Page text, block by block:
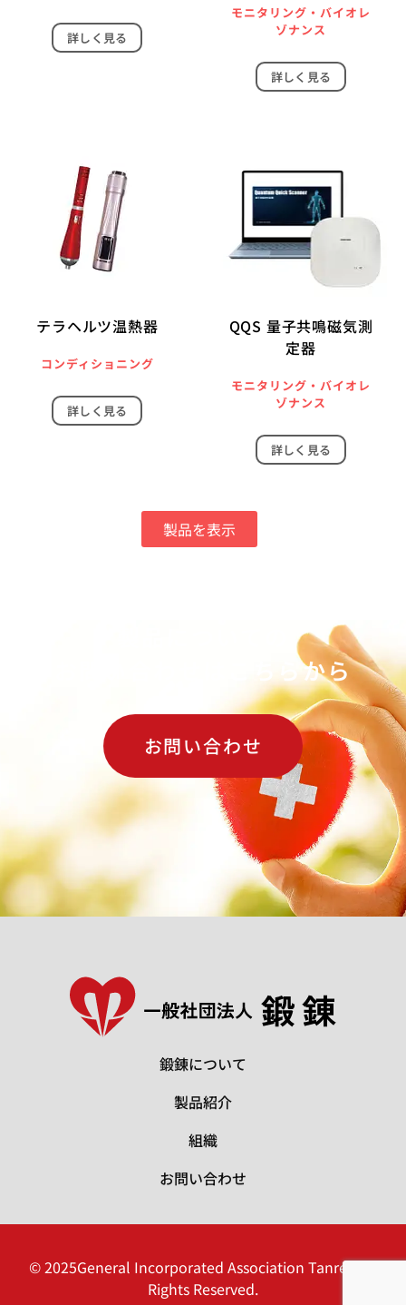
詳しく見る
モニタリング・バイオレ
ゾナンス
詳しく見る
テラヘルツ温熱器
コンディショニング
詳しく見る
QQS 量子共鳴磁気測
定器
モニタリング・バイオレ
ゾナンス
詳しく見る
製品を表示
お問い合わせはこちらから
お問い合わせ
鍛錬について
製品紹介
組織
お問い合わせ
© 2025General Incorporated Association Tanren All
Rights Reserved.